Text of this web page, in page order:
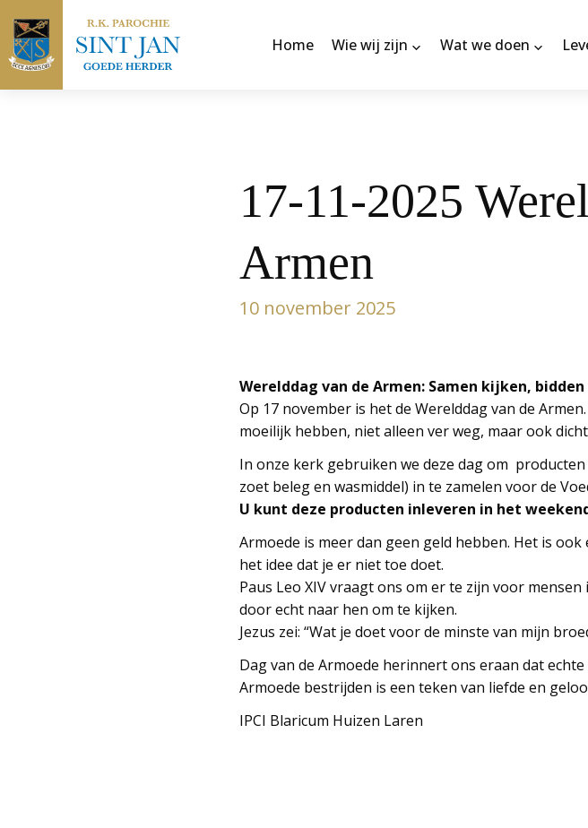
Home Wie wij zijn Wat we doen
17-11-2025
Armen
10 november 2025
Werelddag van de Armen: Samen kijken,
Op 17 november is het de Werelddag van de
moeilijk hebben, niet alleen ver weg, maar ook
In onze kerk gebruiken we deze dag om
zoet beleg en wasmiddel) in te zamelen voor de
U kunt deze producten inleveren in het
Armoede is meer dan geen geld hebben. Het is
het idee dat je er niet toe doet.
Paus Leo XIV vraagt ons om er te zijn voor
door echt naar hen om te kijken.
Jezus zei: “Wat je doet voor de minste van mijn
Dag van de Armoede herinnert ons eraan dat
Armoede bestrijden is een teken van liefde en
IPCI Blaricum Huizen Laren